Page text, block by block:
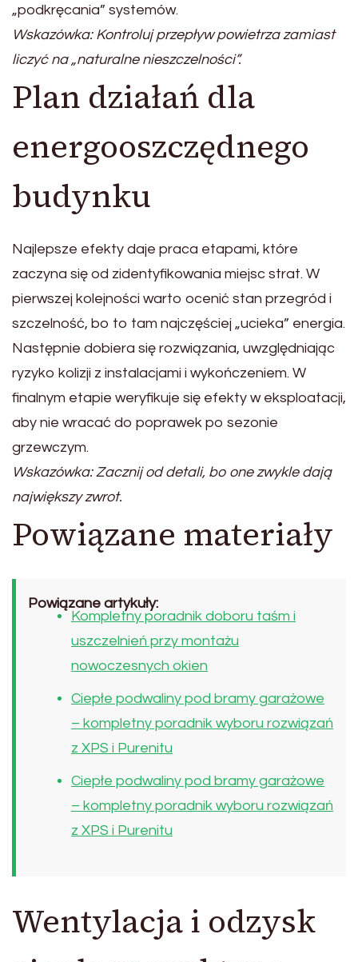
„podkręcania” systemów.
Wskazówka: Kontroluj przepływ powietrza zamiast
liczyć na „naturalne nieszczelności”.
Plan działań dla
energooszczędnego
budynku
Najlepsze efekty daje praca etapami, które
zaczyna się od zidentyfikowania miejsc strat. W
pierwszej kolejności warto ocenić stan przegród i
szczelność, bo to tam najczęściej „ucieka” energia.
Następnie dobiera się rozwiązania, uwzględniając
ryzyko kolizji z instalacjami i wykończeniem. W
finalnym etapie weryfikuje się efekty w eksploatacji,
aby nie wracać do poprawek po sezonie
grzewczym.
Wskazówka: Zacznij od detali, bo one zwykle dają
największy zwrot.
Powiązane materiały
Powiązane artykuły:
Kompletny poradnik doboru taśm i
uszczelnień przy montażu
nowoczesnych okien
Ciepłe podwaliny pod bramy garażowe
– kompletny poradnik wyboru rozwiązań
z XPS i Purenitu
Ciepłe podwaliny pod bramy garażowe
– kompletny poradnik wyboru rozwiązań
z XPS i Purenitu
Wentylacja i odzysk